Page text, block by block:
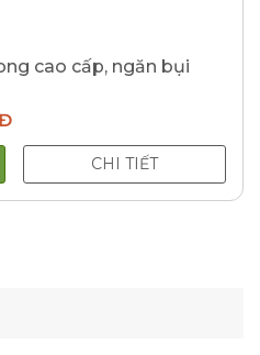
cao cấp, ngăn bụi
Giá
hiện
tại
120.000VNĐ.CHI TIẾT